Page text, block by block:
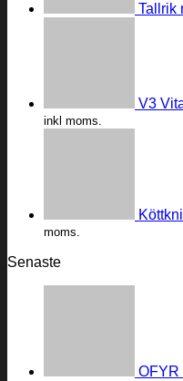
Tallrik
V3
inkl moms.
moms.
Senaste
OFYR